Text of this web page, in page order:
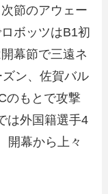
節のアウェー
ボッツはB1初
幕節で三遠ネ
ン、佐賀バル
のもとで攻撃
は外国籍選手4
開幕から上々